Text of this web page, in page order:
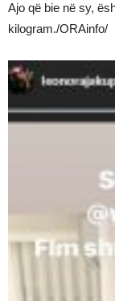
Ajo që bie në sy,
kilogram./ORAinfo/